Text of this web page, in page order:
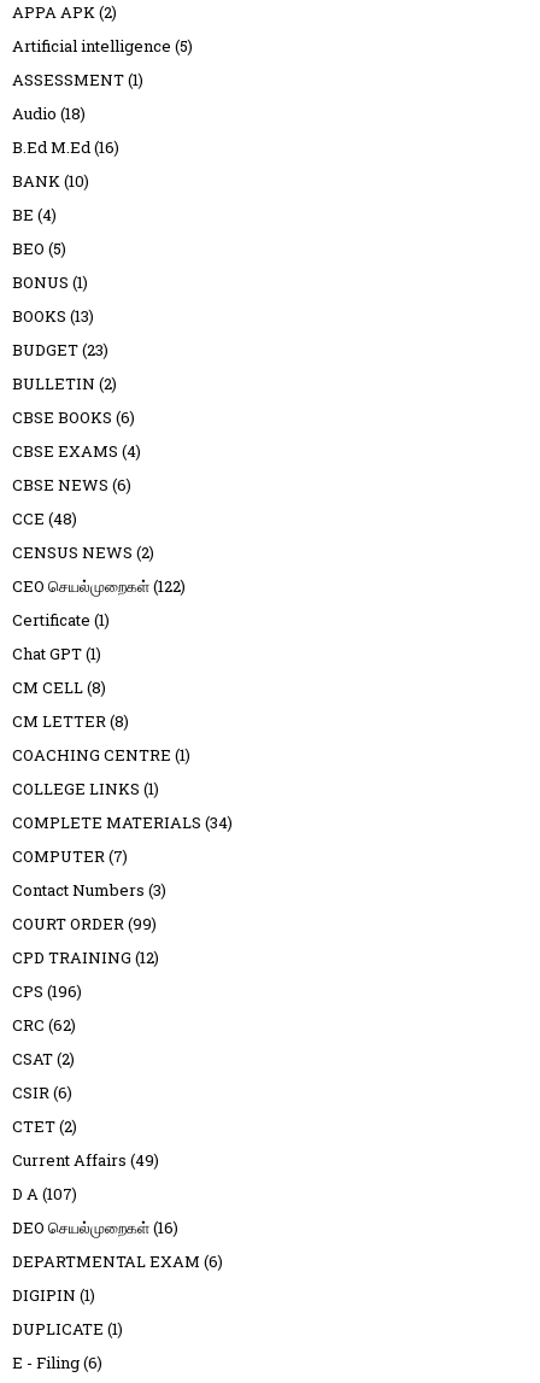
APPA APK(2)
Artificial intelligence (5)
ASSESSMENT(1)
Audio (18)
B.Ed M.Ed(16)
BANK(10)
BE (4)
BEO (5)
BONUS (1)
BOOKS (13)
BUDGET(23)
BULLETIN (2)
CBSE BOOKS (6)
CBSE EXAMS (4)
CBSE NEWS (6)
CCE (48)
CENSUS NEWS (2)
CEO செயல்முறைகள்(122)
Certificate (1)
Chat GPT(1)
CM CELL(8)
CM LETTER(8)
COACHING CENTRE (1)
COLLEGE LINKS (1)
COMPLETE MATERIALS (34)
COMPUTER(7)
Contact Numbers (3)
COURT ORDER(99)
CPD TRAINING (12)
CPS (196)
CRC (62)
CSAT(2)
CSIR(6)
CTET(2)
Current Affairs (49)
D A(107)
DEO செயல்முறைகள்(16)
DEPARTMENTAL EXAM (6)
DIGIPIN (1)
DUPLICATE (1)
E - Filing(6)